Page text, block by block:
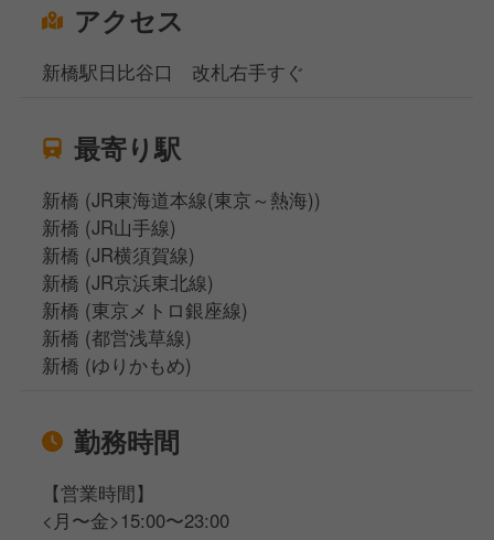
アクセス
新橋駅日比谷口 改札右手すぐ
最寄り駅
新橋 (JR東海道本線(東京～熱海))
新橋 (JR山手線)
新橋 (JR横須賀線)
新橋 (JR京浜東北線)
新橋 (東京メトロ銀座線)
新橋 (都営浅草線)
新橋 (ゆりかもめ)
勤務時間
【営業時間】
<月〜金>15:00〜23:00